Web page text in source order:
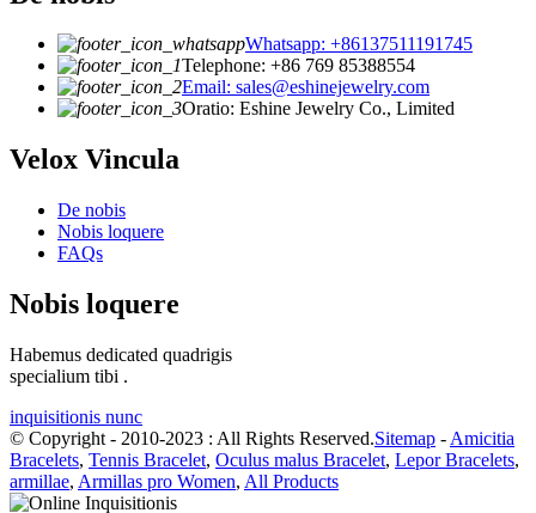
Whatsapp: +86137511191745
Telephone: +86 769 85388554
Email: sales@eshinejewelry.com
Oratio: Eshine Jewelry Co., Limited
Velox Vincula
De nobis
Nobis loquere
FAQs
Nobis loquere
Habemus dedicated quadrigis
specialium tibi .
inquisitionis nunc
© Copyright - 2010-2023 : All Rights Reserved.Sitemap - Amicitia
Bracelets, Tennis Bracelet, Oculus malus Bracelet, Lepor Bracelets,
armillae, Armillas pro Women, All Products